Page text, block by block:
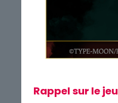
Rappel sur le jeu